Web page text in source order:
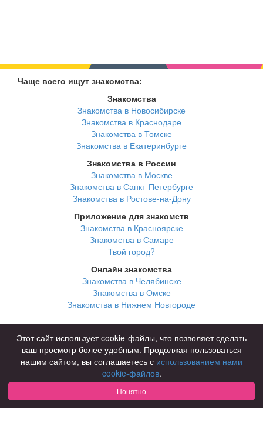
Чаще всего ищут знакомства:
Знакомства
Знакомства в Новосибирске
Знакомства в Краснодаре
Знакомства в Томске
Знакомства в Екатеринбурге
Знакомства в России
Знакомства в Москве
Знакомства в Санкт-Петербурге
Знакомства в Ростове-на-Дону
Приложение для знакомств
Знакомства в Красноярске
Знакомства в Самаре
Твой город?
Онлайн знакомства
Знакомства в Челябинске
Знакомства в Омске
Знакомства в Нижнем Новгороде
Для чего
для брака и создания семьи
для любви и с/о
для дружбы
для взрослых
В возрасте
за 40 лет
Этот сайт использует cookie-файлы, что позволяет сделать
ваш просмотр более удобным. Продолжая пользоваться
нашим сайтом, вы соглашаетесь с использованием нами
cookie-файлов.
Понятно